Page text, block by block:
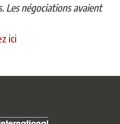
Les négociations avaient
ici